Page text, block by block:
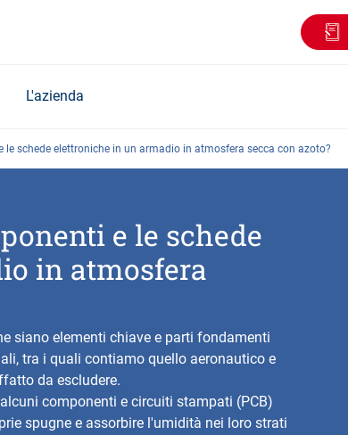
L'azienda
le schede elettroniche in un armadio in atmosfera secca con azoto?
e le schede
in atmosfera
siano elementi chiave e parti fondamenti
tra i quali contiamo quello aeronautico e
da escludere.
componenti e circuiti stampati (PCB)
spugne e assorbire l'umidità nei loro strati